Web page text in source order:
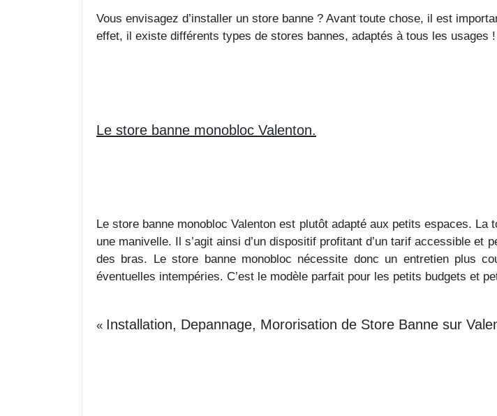
Vous envisagez d’installer un store banne ? Avant toute chose, il est
effet, il existe différents types de stores bannes, adaptés à tous les usages !
Le store banne monobloc Valenton.
Le store banne monobloc Valenton est plutôt adapté aux petits espaces.
une manivelle. Il s’agit ainsi d’un dispositif profitant d’un tarif accessible
des bras. Le store banne monobloc nécessite donc un entretien plus
éventuelles intempéries. C’est le modèle parfait pour les petits budgets et
« Installation, Depannage, Mororisation de Store Banne sur